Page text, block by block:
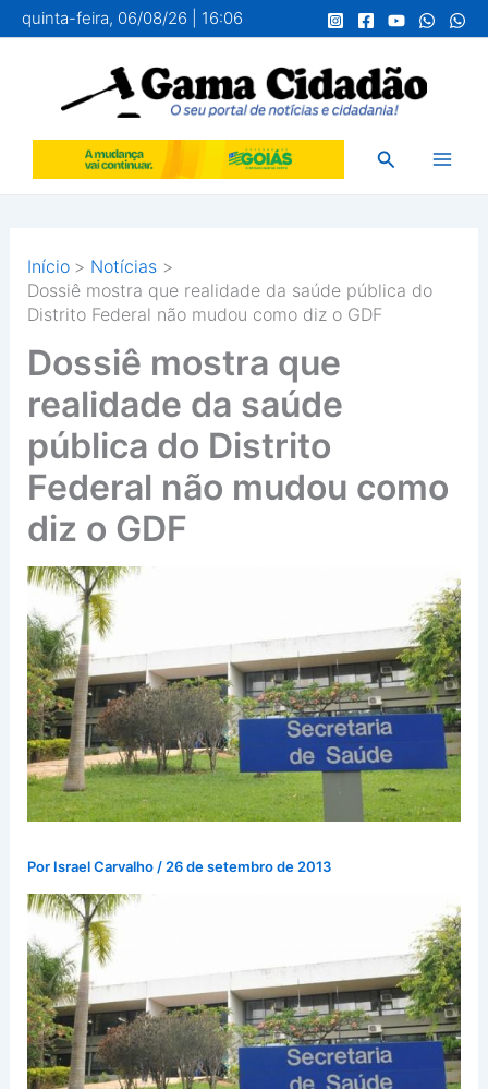
para
conteúdo
quinta-feira, 06/08/26 | 16:06
Pesquisar
Início
Notícias
Dossiê mostra que realidade da saúde pública do
Distrito Federal não mudou como diz o GDF
Dossiê mostra que
realidade da saúde
pública do Distrito
Federal não mudou como
diz o GDF
Por Israel Carvalho/26 de setembro de 2013